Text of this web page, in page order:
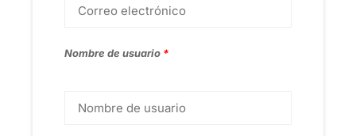
Nombre de usuario *